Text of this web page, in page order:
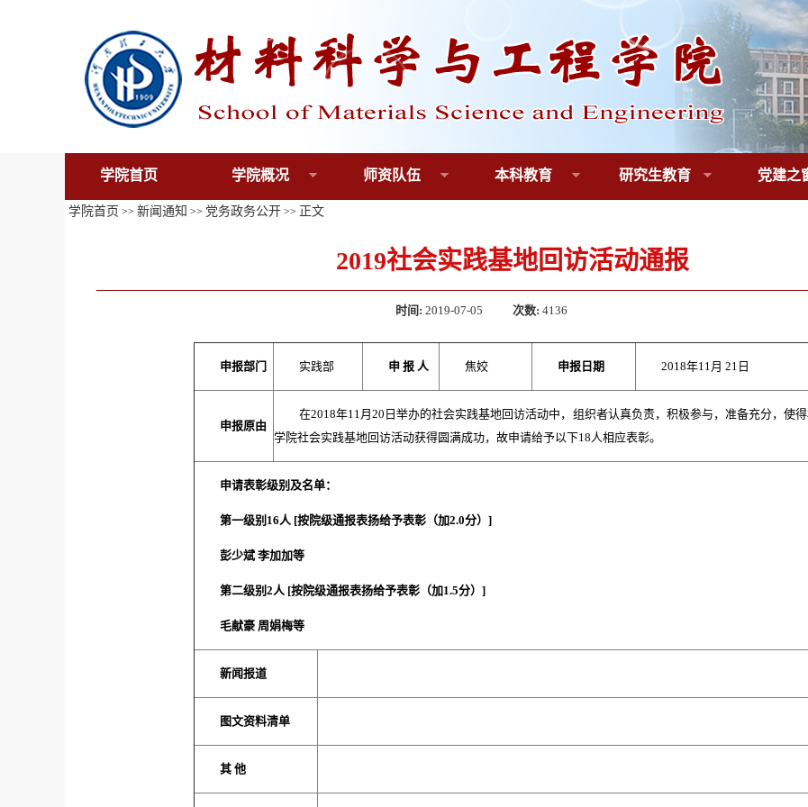
学院首页 学院概况 师资队伍 本科教育 研究生教育 党建之
学院首页 >> 新闻通知 >> 党务政务公开 >> 正文
2019社会实践基地回访活动通报
时间: 2019-07-05 次数: 4136
申报部门 实践部 申 报 人 焦姣 申报日期 2018年11月 21日
申报原由
在2018年11月20日举办的社会实践基地回访活动中，组织者认真负责，积极参与，准备充分，使
学院社会实践基地回访活动获得圆满成功，故申请给予以下18人相应表彰。
申请表彰级别及名单：
第一级别 16人 [按院级通报表扬给予表彰（加2.0分）]
彭少斌 李加加等
第二级别 2人 [按院级通报表扬给予表彰（加1.5分）]
毛献豪 周娟梅等
新闻报道
图文资料清单
其 他